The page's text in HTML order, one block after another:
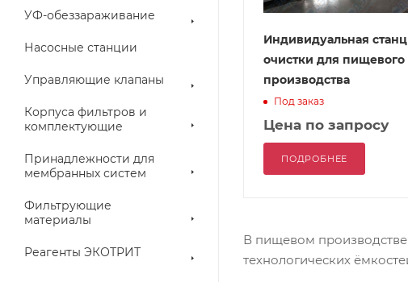
УФ-обеззараживание
Насосные станции
Управляющие клапаны
Корпуса фильтров и
комплектующие
Принадлежности для
мембранных систем
Фильтрующие
материалы
Реагенты ЭКОТРИТ
Индивидуальная
очистки для пищевого
производства
Под заказ
Цена по запросу
ПОДРОБНЕЕ
В пищевом
технологических